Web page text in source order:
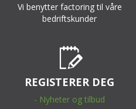
Vi benytter factoring til våre
bedriftskunder
REGISTERER DEG
- Nyheter og tilbud